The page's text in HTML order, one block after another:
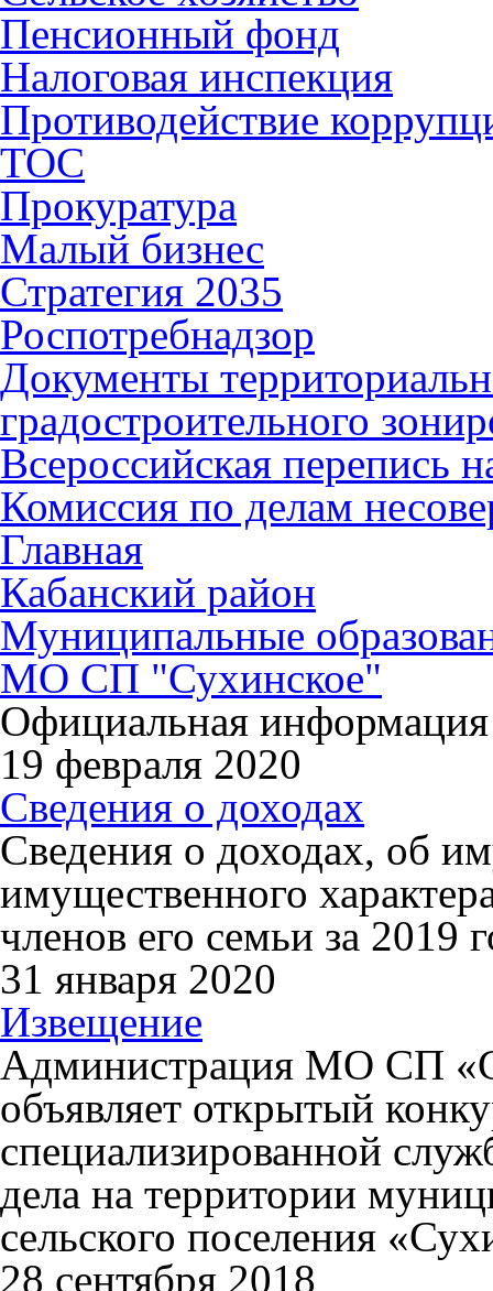
Пенсионный фонд
Налоговая инспекция
Противодействие
ТОС
Прокуратура
Малый бизнес
Стратегия 2035
Роспотребнадзор
Документы
градостроительного
Всероссийская перепись
Комиссия по делам
Главная
Кабанский район
Муниципальные
МО СП "Сухинское"
Официальная
19 февраля 2020
Сведения о доходах
Сведения о доходах, об
имущественного
членов его семьи за 2019
31 января 2020
Извещение
Администрация МО СП
объявляет открытый
специализированной
дела на территории
сельского поселения
28 сентября 2018